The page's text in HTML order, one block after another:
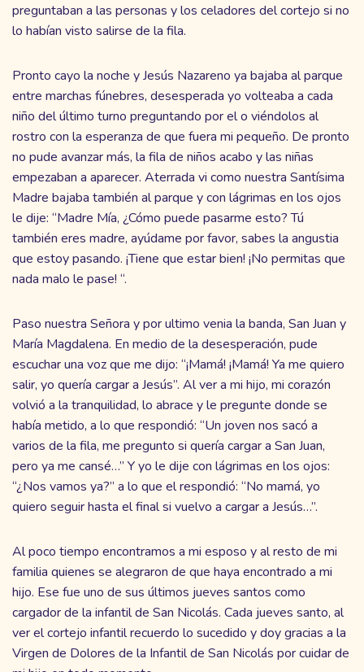
preguntaban a las personas y los celadores del cortejo si no
lo habían visto salirse de la fila.
Pronto cayo la noche y Jesús Nazareno ya bajaba al parque
entre marchas fúnebres, desesperada yo volteaba a cada
niño del último turno preguntando por el o viéndolos al
rostro con la esperanza de que fuera mi pequeño. De pronto
no pude avanzar más, la fila de niños acabo y las niñas
empezaban a aparecer. Aterrada vi como nuestra Santísima
Madre bajaba también al parque y con lágrimas en los ojos
le dije: “Madre Mía, ¿Cómo puede pasarme esto? Tú
también eres madre, ayúdame por favor, sabes la angustia
que estoy pasando. ¡Tiene que estar bien! ¡No permitas que
nada malo le pase! “.
Paso nuestra Señora y por ultimo venia la banda, San Juan y
María Magdalena. En medio de la desesperación, pude
escuchar una voz que me dijo: “¡Mamá! ¡Mamá! Ya me quiero
salir, yo quería cargar a Jesús”. Al ver a mi hijo, mi corazón
volvió a la tranquilidad, lo abrace y le pregunte donde se
había metido, a lo que respondió: “Un joven nos sacó a
varios de la fila, me pregunto si quería cargar a San Juan,
pero ya me cansé…” Y yo le dije con lágrimas en los ojos:
“¿Nos vamos ya?” a lo que el respondió: “No mamá, yo
quiero seguir hasta el final si vuelvo a cargar a Jesús…”.
Al poco tiempo encontramos a mi esposo y al resto de mi
familia quienes se alegraron de que haya encontrado a mi
hijo. Ese fue uno de sus últimos jueves santos como
cargador de la infantil de San Nicolás. Cada jueves santo, al
ver el cortejo infantil recuerdo lo sucedido y doy gracias a la
Virgen de Dolores de la Infantil de San Nicolás por cuidar de